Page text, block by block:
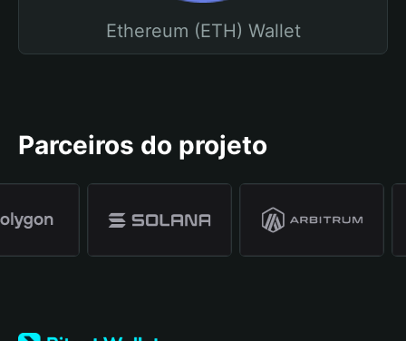
Ethereum (ETH) Wallet
Parceiros do projeto